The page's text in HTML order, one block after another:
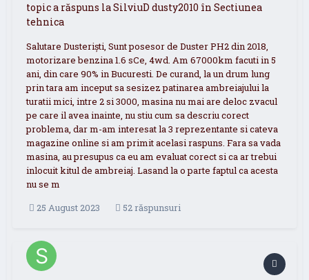
topic a răspuns laSilviuD dusty2010 în Sectiunea
tehnica
Salutare Dusteriști, Sunt posesor de Duster PH2 din 2018,
motorizare benzina 1.6 sCe, 4wd. Am 67000km facuti in 5
ani, din care 90% in Bucuresti. De curand, la un drum lung
prin tara am inceput sa sesizez patinarea ambreiajului la
turatii mici, intre 2 si 3000, masina nu mai are deloc zvacul
pe care il avea inainte, nu stiu cum sa descriu corect
problema, dar m-am interesat la 3 reprezentante si cateva
magazine online si am primit acelasi raspuns. Fara sa vada
masina, au presupus ca eu am evaluat corect si ca ar trebui
inlocuit kitul de ambreiaj. Lasand la o parte faptul ca acesta
nu se m
25 August 2023
52 răspunsuri